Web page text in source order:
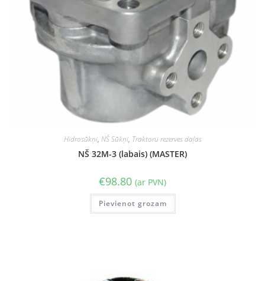
Hidrosūkņi, NŠ Sūkņi, Traktoru rezerves daļas
NŠ 32M-3 (labais) (MASTER)
€98.80 (ar PVN)
Pievienot grozam